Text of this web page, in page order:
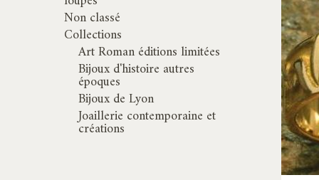
Non classé
Collections
Art Roman éditions limitées
Bijoux d'histoire autres
époques
Bijoux de Lyon
Joaillerie contemporaine et
créations